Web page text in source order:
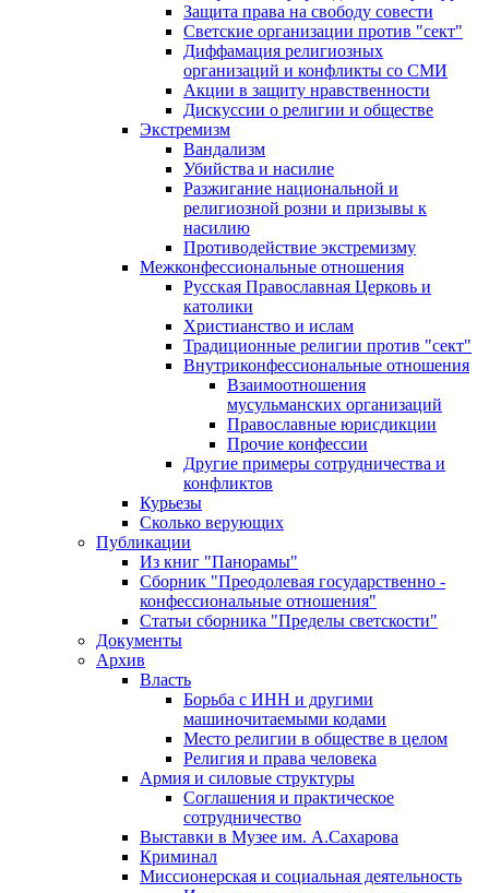
Защита права на свободу совести
Светские организации против "сект"
Диффамация религиозных
организаций и конфликты со СМИ
Акции в защиту нравственности
Дискуссии о религии и обществе
Экстремизм
Вандализм
Убийства и насилие
Разжигание национальной и
религиозной розни и призывы к
насилию
Противодействие экстремизму
Межконфессиональные отношения
Русская Православная Церковь и
католики
Христианство и ислам
Традиционные религии против "сект"
Внутриконфессиональные отношения
Взаимоотношения
мусульманских организаций
Православные юрисдикции
Прочие конфессии
Другие примеры сотрудничества и
конфликтов
Курьезы
Сколько верующих
Публикации
Из книг "Панорамы"
Сборник "Преодолевая государственно -
конфессиональные отношения"
Статьи сборника "Пределы светскости"
Документы
Архив
Власть
Борьба с ИНН и другими
машиночитаемыми кодами
Место религии в обществе в целом
Религия и права человека
Армия и силовые структуры
Соглашения и практическое
сотрудничество
Выставки в Музее им. А.Сахарова
Криминал
Миссионерская и социальная деятельность